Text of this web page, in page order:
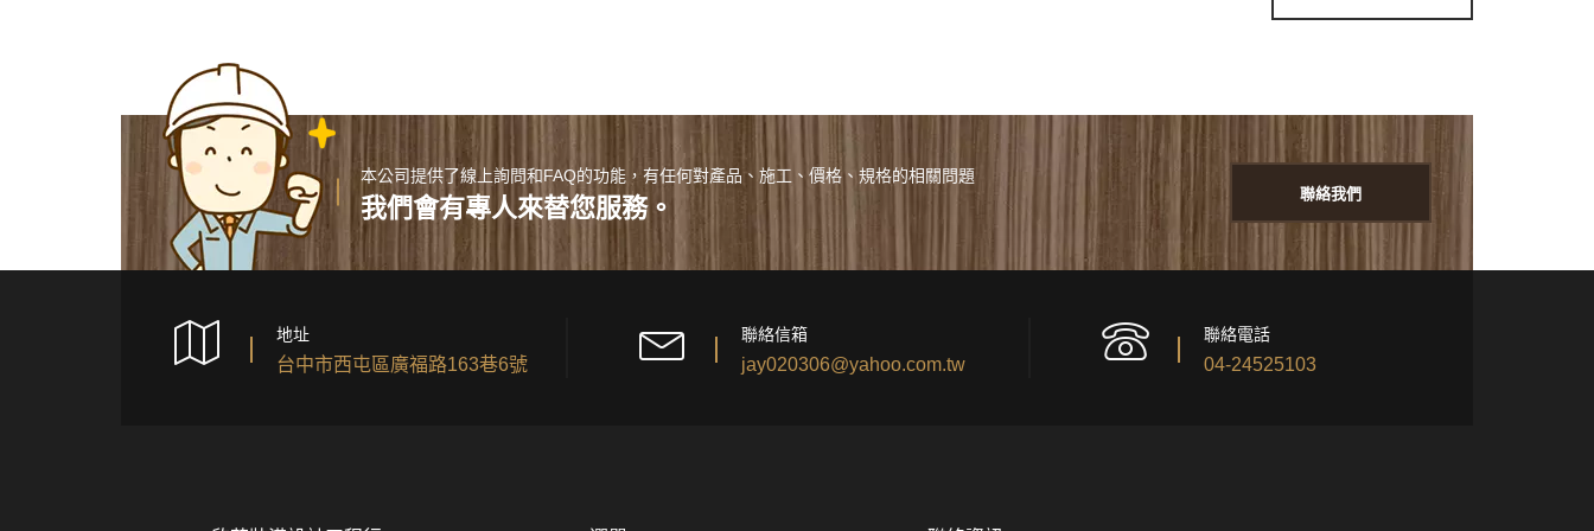
本公司提供了線上詢問和FAQ的功能，有任何對產品、施工、價格、規格的相關問題
我們會有專人來替您服務。 聯絡我們
地址
台中市西屯區廣福路163巷6號
聯絡信箱
jay020306@yahoo.com.tw
聯絡電話
04-24525103